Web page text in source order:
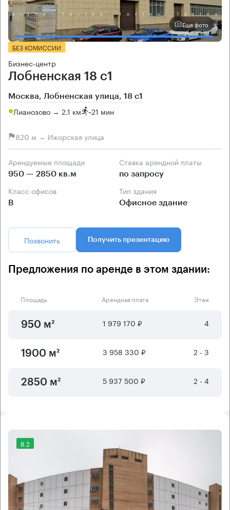
Еще фото
БЕЗ КОМИССИИ
Бизнес-центр
Лобненская 18 с1
Москва, Лобненская улица, 18 с1
Лианозово → 2.1 км ~21 мин
820 м → Ижорская улица
Арендуемые площади
950 — 2850 кв.м
Ставка арендной платы
по запросу
Класс офисов
B
Тип здания
Офисное здание
Позвонить Получить презентацию
Предложения по аренде в этом здании:
Площадь Арендная плата Этаж
950 м² 1 979 170 ₽ 4
1900 м² 3 958 330 ₽ 2 - 3
2850 м² 5 937 500 ₽ 2 - 4
8.2